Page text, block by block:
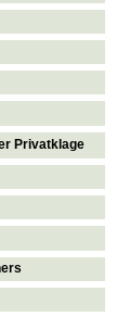
Privatklage